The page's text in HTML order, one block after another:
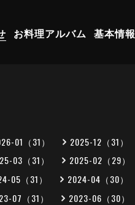
お料理アルバム 基本情報
01（31） 2025-12（31）
03（31） 2025-02（29）
05（31） 2024-04（30）
07（31） 2023-06（30）